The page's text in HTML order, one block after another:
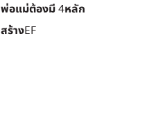
พ่อแม่ต้องมี 4หลัก
สร้างEF